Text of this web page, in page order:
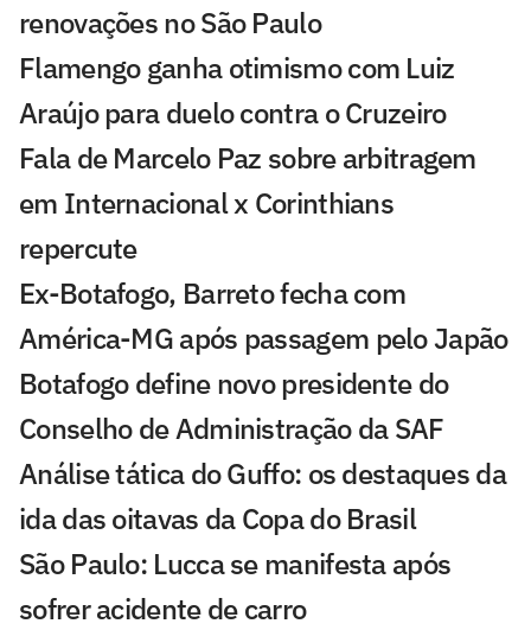
renovações no São Paulo
Flamengo ganha otimismo com Luiz
Araújo para duelo contra o Cruzeiro
Fala de Marcelo Paz sobre arbitragem
em Internacional x Corinthians
repercute
Ex-Botafogo, Barreto fecha com
América-MG após passagem pelo Japão
Botafogo define novo presidente do
Conselho de Administração da SAF
Análise tática do Guffo: os destaques da
ida das oitavas da Copa do Brasil
São Paulo: Lucca se manifesta após
sofrer acidente de carro